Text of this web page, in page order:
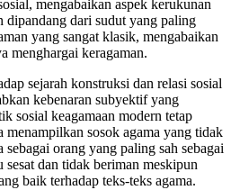
mengabaikan aspek kerukunan
dipandang dari sudut yang paling
yang sangat klasik, mengabaikan
menghargai keragaman.
sejarah konstruksi dan relasi sosial
kebenaran subyektif yang
sosial keagamaan modern tetap
sosok agama yang tidak
orang yang paling sah sebagai
dan tidak beriman meskipun
baik terhadap teks-teks agama.